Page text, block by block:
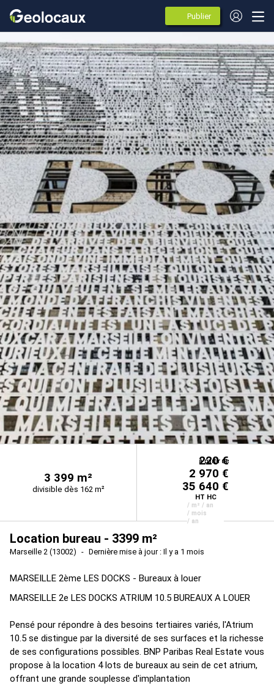
Publier
des
annonces
3 399 m²
divisible dès 162 m²
à partir de
220 €
à partir de
2 970 €
à partir de
35 640 €
HT HC
/ m² / an
/ mois
/ an
Location bureau - 3399 m²
Marseille 2 (13002) Dernière mise à jour : Il y a 1 mois
MARSEILLE 2ème LES DOCKS - Bureaux à louer
MARSEILLE 2e LES DOCKS ATRIUM 10.5 BUREAUX A LOUER
Pensé pour répondre à des besoins tertiaires variés, l'Atrium
10.5 se distingue par la diversité de ses surfaces et la richesse
de ses configurations possibles. BNP Paribas Real Estate vous
propose à la location 4 lots de bureaux au sein de cet atrium,
offrant une grande souplesse d'implantation